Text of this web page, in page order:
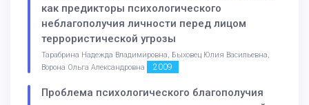
как предикторы психологического
неблагополучия личности перед лицом
террористической угрозы
Тарабрина Надежда Владимировна, Быховец Юлия Васильевна,
Ворона Ольга Александровна
2009
Проблема психологического благополучия